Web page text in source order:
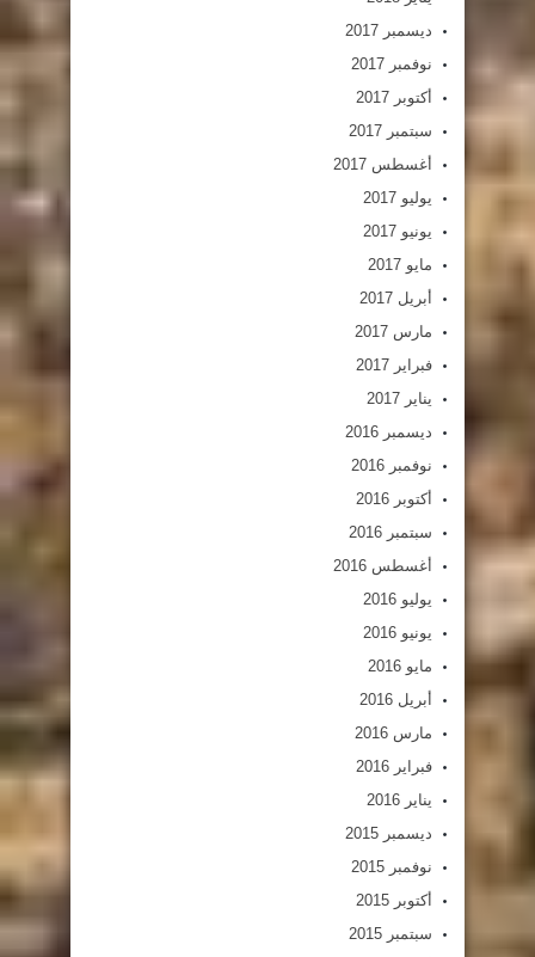
ديسمبر 2017
نوفمبر 2017
أكتوبر 2017
سبتمبر 2017
أغسطس 2017
يوليو 2017
يونيو 2017
مايو 2017
أبريل 2017
مارس 2017
فبراير 2017
يناير 2017
ديسمبر 2016
نوفمبر 2016
أكتوبر 2016
سبتمبر 2016
أغسطس 2016
يوليو 2016
يونيو 2016
مايو 2016
أبريل 2016
مارس 2016
فبراير 2016
يناير 2016
ديسمبر 2015
نوفمبر 2015
أكتوبر 2015
سبتمبر 2015